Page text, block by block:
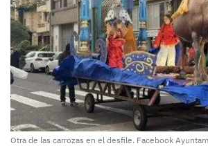
Otra de las carrozas en el desfile. Facebook